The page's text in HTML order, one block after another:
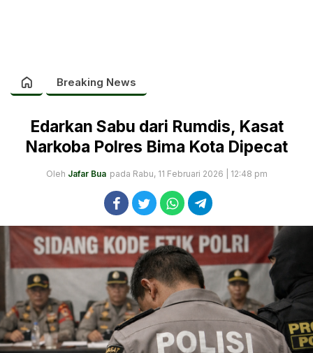
Breaking News
Edarkan Sabu dari Rumdis, Kasat
Narkoba Polres Bima Kota Dipecat
Oleh Jafar Bua pada Rabu, 11 Februari 2026 | 12:48 pm